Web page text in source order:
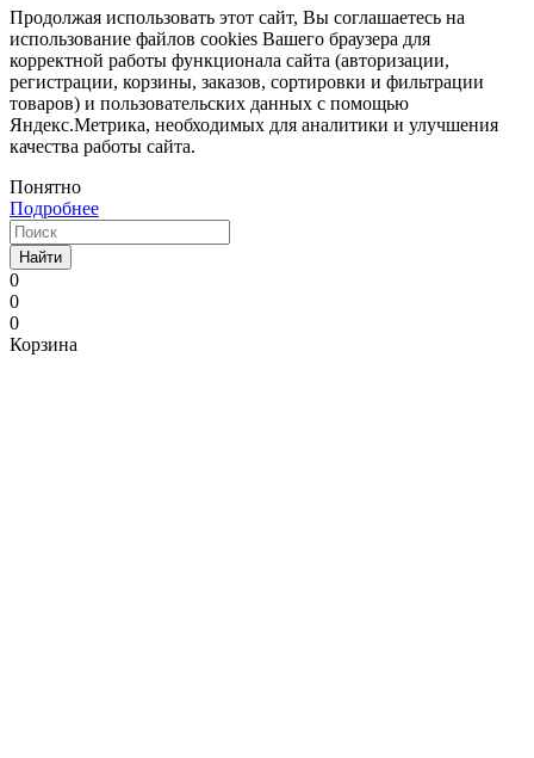
Продолжая использовать этот сайт, Вы соглашаетесь на
использование файлов cookies Вашего браузера для
корректной работы функционала сайта (авторизации,
регистрации, корзины, заказов, сортировки и фильтрации
товаров) и пользовательских данных с помощью
Яндекс.Метрика, необходимых для аналитики и улучшения
качества работы сайта.
Понятно
Подробнее
Найти
0
0
0
Корзина